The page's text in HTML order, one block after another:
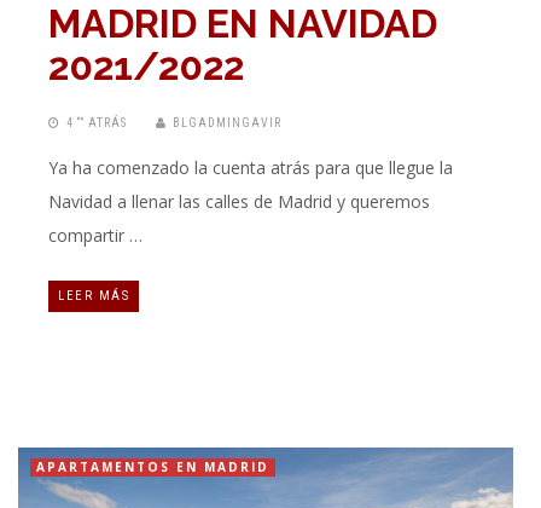
MADRID EN NAVIDAD
2021/2022
4 “” ATRÁS BLGADMINGAVIR
Ya ha comenzado la cuenta atrás para que llegue la
Navidad a llenar las calles de Madrid y queremos
compartir …
LEER MÁS
APARTAMENTOS EN MADRID